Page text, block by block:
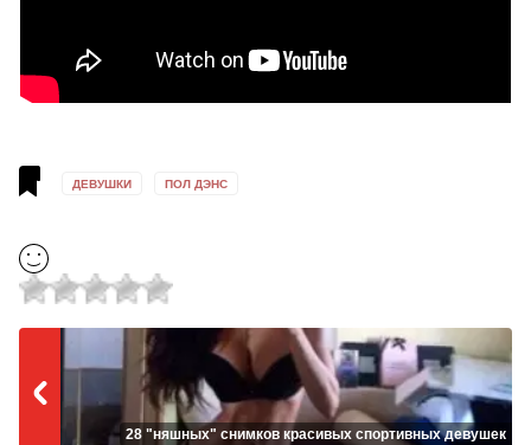
ДЕВУШКИ ПОЛ ДЭНС
28 "няшных" снимков красивых спортивных девушек